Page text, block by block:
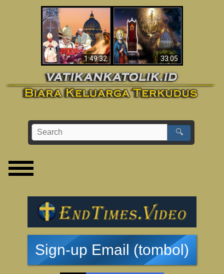
1:49:32
Wahyu di Vatikan
Sekarang
33:05
Apakah Alkitab
Memprediksikan 70
Tahun Tanpa
Seorang Paus?
🔍
Sign-up Email (tombol)